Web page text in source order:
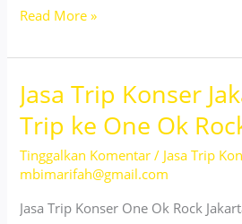
Jasa
Konser
Jakarta
2026
untuk
Fans
MCR
Read More »
Jasa Trip Konser
Trip ke One Ok
Tinggalkan Komentar / Jasa Trip
mbimarifah@gmail.com
Jasa Trip Konser One Ok Rock